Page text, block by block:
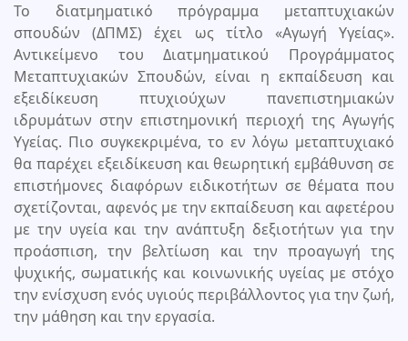
Το διατμηματικό πρόγραμμα μεταπτυχιακών
σπουδών (ΔΠΜΣ) έχει ως τίτλο «Αγωγή Υγείας».
Αντικείμενο του Διατμηματικού Προγράμματος
Μεταπτυχιακών Σπουδών, είναι η εκπαίδευση και
εξειδίκευση πτυχιούχων πανεπιστημιακών
ιδρυμάτων στην επιστημονική περιοχή της Αγωγής
Υγείας. Πιο συγκεκριμένα, το εν λόγω μεταπτυχιακό
θα παρέχει εξειδίκευση και θεωρητική εμβάθυνση σε
επιστήμονες διαφόρων ειδικοτήτων σε θέματα που
σχετίζονται, αφενός με την εκπαίδευση και αφετέρου
με την υγεία και την ανάπτυξη δεξιοτήτων για την
προάσπιση, την βελτίωση και την προαγωγή της
ψυχικής, σωματικής και κοινωνικής υγείας με στόχο
την ενίσχυση ενός υγιούς περιβάλλοντος για την ζωή,
την μάθηση και την εργασία.